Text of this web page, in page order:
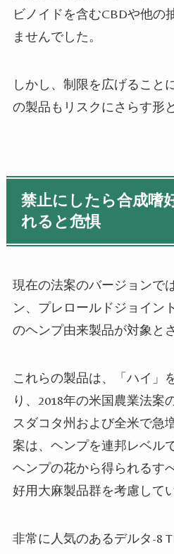
ビノイドを含むCBDや他の
ませんでした。
しかし、制限を広げること
の製品もリスクにさらす形
禁止にしたら合成嗜
れると危惧
現在の法案のバージョンで
ン、プレロールドジョイン
のヘンプ由来製品が対象と
これらの製品は、「ハイ」
り、2018年の米国農業法案
スダコタ州および全米で急
案は、ヘンプを連邦レベル
ヘンプの花から得られるす
好用大麻製品群を考慮して
非常に人気のあるデルタ-8